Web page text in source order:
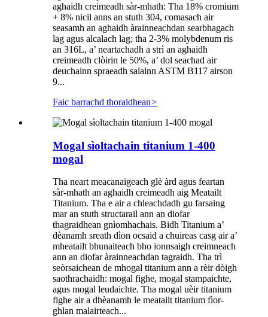
aghaidh creimeadh sàr-mhath: Tha 18% cromium
+ 8% nicil anns an stuth 304, comasach air
seasamh an aghaidh àrainneachdan searbhagach
lag agus alcalach lag; tha 2-3% molybdenum ris
an 316L, a’ neartachadh a strì an aghaidh
creimeadh clòirin le 50%, a’ dol seachad air
deuchainn spraeadh salainn ASTM B117 airson
9...
Faic barrachd thoraidhean>
Mogal sìoltachain titanium 1-400
mogal
Tha neart meacanaigeach glè àrd agus feartan
sàr-mhath an aghaidh creimeadh aig Meatailt
Titanium. Tha e air a chleachdadh gu farsaing
mar an stuth structarail ann an diofar
thagraidhean gnìomhachais. Bidh Titanium a’
dèanamh sreath dìon ocsaid a chuireas casg air a’
mheatailt bhunaiteach bho ionnsaigh creimneach
ann an diofar àrainneachdan tagraidh. Tha trì
seòrsaichean de mhogal titanium ann a rèir dòigh
saothrachaidh: mogal fighe, mogal stampaichte,
agus mogal leudaichte. Tha mogal uèir titanium
fighe air a dhèanamh le meatailt titanium fìor-
ghlan malairteach...